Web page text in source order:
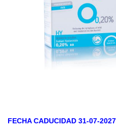
FECHA CADUCIDAD 31-07-2027